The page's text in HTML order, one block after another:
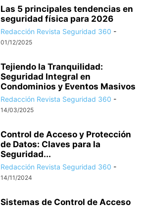
Las 5 principales tendencias en
seguridad física para 2026
Redacción Revista Seguridad 360 -
01/12/2025
Tejiendo la Tranquilidad:
Seguridad Integral en
Condominios y Eventos Masivos
Redacción Revista Seguridad 360 -
14/03/2025
Control de Acceso y Protección
de Datos: Claves para la
Seguridad...
Redacción Revista Seguridad 360 -
14/11/2024
Sistemas de Control de Acceso